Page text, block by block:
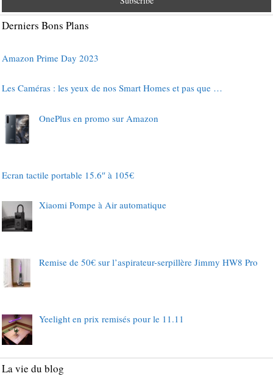
Derniers Bons Plans
Amazon Prime Day 2023
Les Caméras : les yeux de nos Smart Homes et pas que …
OnePlus en promo sur Amazon
Ecran tactile portable 15.6″ à 105€
Xiaomi Pompe à Air automatique
Remise de 50€ sur l’aspirateur-serpillère Jimmy HW8 Pro
Yeelight en prix remisés pour le 11.11
La vie du blog